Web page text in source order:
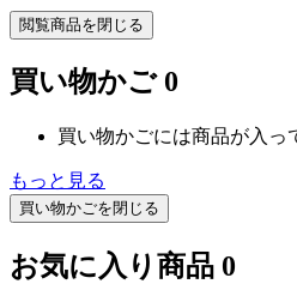
閲覧商品を閉じる
買い物かご 0
買い物かごには商品が入っ
もっと見る
買い物かごを閉じる
お気に入り商品 0